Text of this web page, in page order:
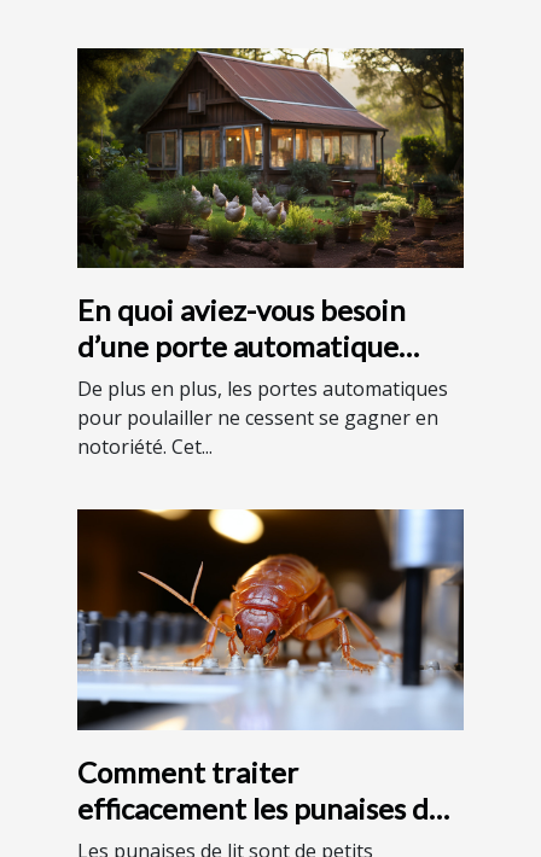
En quoi aviez-vous besoin
d’une porte automatique
pour votre poulailler ?
De plus en plus, les portes automatiques
pour poulailler ne cessent se gagner en
notoriété. Cet...
Comment traiter
efficacement les punaises de
lit ?
Les punaises de lit sont de petits